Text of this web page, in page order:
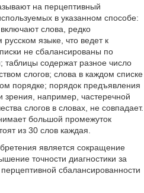
на перцептивный
в указанном способе:
слова, редко
языке, что ведет к
не сбалансированы по
таблицы содержат разное число
слогов; слова в каждом списке
порядке; порядок предъявления
зрения, например, частеречной
слогов в словах, не совпадает.
большой промежуток
из 30 слов каждая.
является сокращение
точности диагностики за
сбалансированности